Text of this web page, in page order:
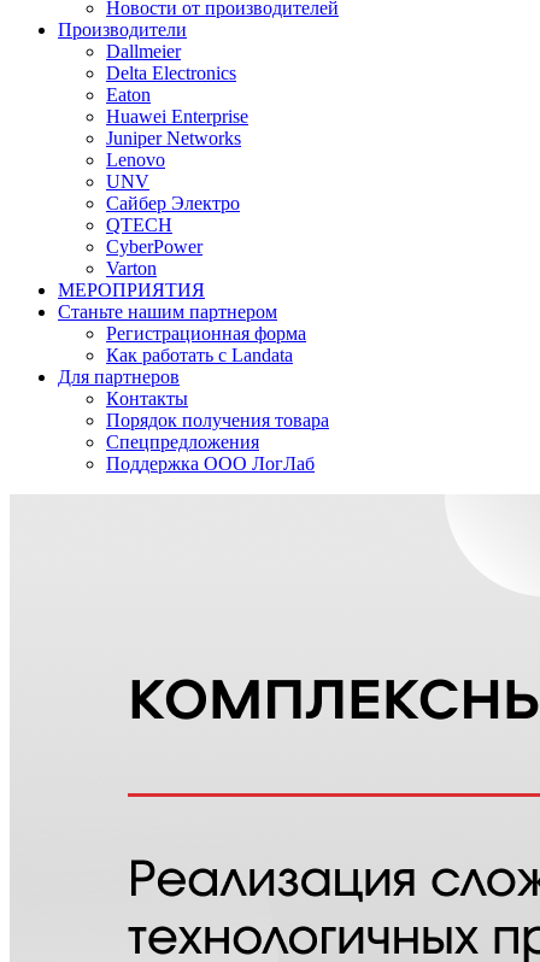
Новости от производителей
Производители
Dallmeier
Delta Electronics
Eaton
Huawei Enterprise
Juniper Networks
Lenovo
UNV
Сайбер Электро
QTECH
CyberPower
Varton
МЕРОПРИЯТИЯ
Станьте нашим партнером
Регистрационная форма
Как работать с Landata
Для партнеров
Кoнтaкты
Порядок получения товара
Спецпредложения
Поддержка ООО ЛогЛаб